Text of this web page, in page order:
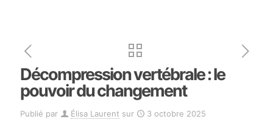
Décompression vertébrale : le
pouvoir du changement
Publié par Élisa Laurent sur 3 octobre 2025